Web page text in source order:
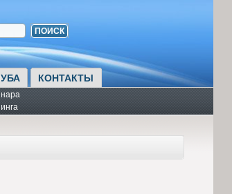
КОНТАКТЫ